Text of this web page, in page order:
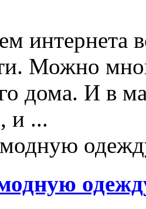
интернета
Можно
дома. И в
и ...